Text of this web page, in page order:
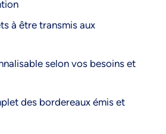
à être transmis aux
selon vos besoins et
des bordereaux émis et